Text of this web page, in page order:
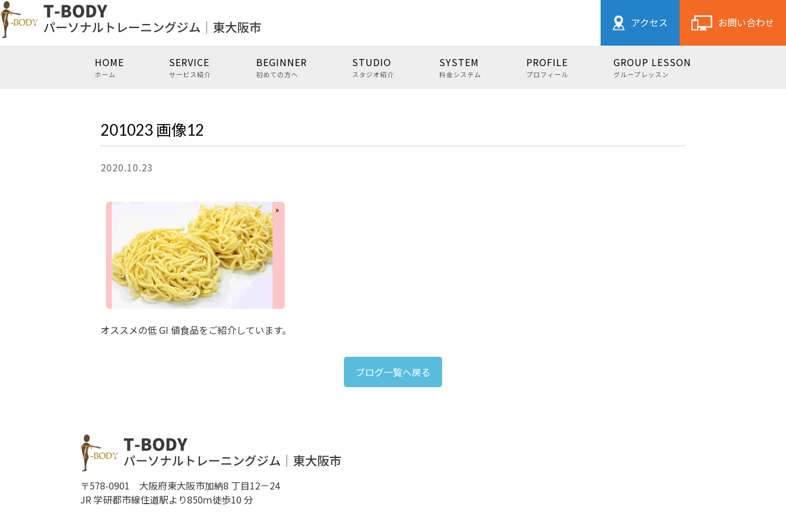
アクセス お問い合わせ
HOME
ホーム
SERVICE
サービス紹介
BEGINNER
初めての方へ
STUDIO
スタジオ紹介
SYSTEM
料金システム
PROFILE
プロフィール
GROUP LESSON
グループレッスン
201023 画像12
2020.10.23
オススメの低 GI 値食品をご紹介しています。
ブログ一覧へ戻る
〒578-0901 大阪府東大阪市加納8 丁目12－24
JR 学研都市線住道駅より850ｍ徒歩10 分